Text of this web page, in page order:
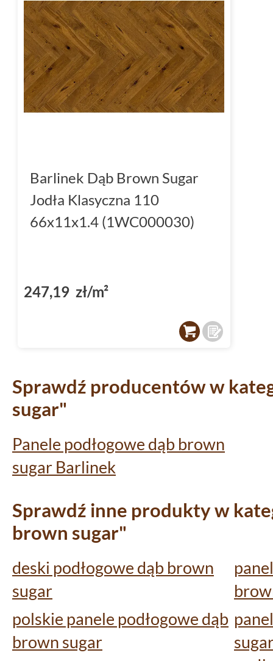
Barlinek Dąb Brown Sugar
Jodła Klasyczna 110
66x11x1.4 (1WC000030)
247,19 zł/m²
Sprawdź producentów w
sugar"
Panele podłogowe dąb brown
sugar Barlinek
Sprawdź inne produkty w
brown sugar"
deski podłogowe dąb brown
sugar
polskie panele podłogowe dąb
brown sugar